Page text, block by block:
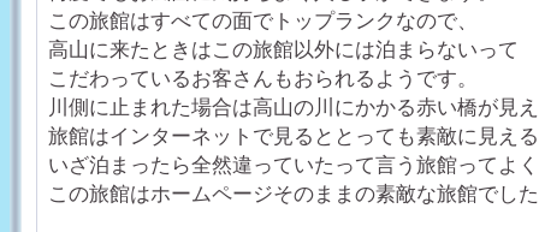
この旅館はすべての面でトップランクなので、
高山に来たときはこの旅館以外には泊まらないって
こだわっているお客さんもおられるようです。
川側に止まれた場合は高山の川にかかる赤い橋が見
旅館はインターネットで見るととっても素敵に見え
いざ泊まったら全然違っていたって言う旅館ってよ
この旅館はホームページそのままの素敵な旅館でし